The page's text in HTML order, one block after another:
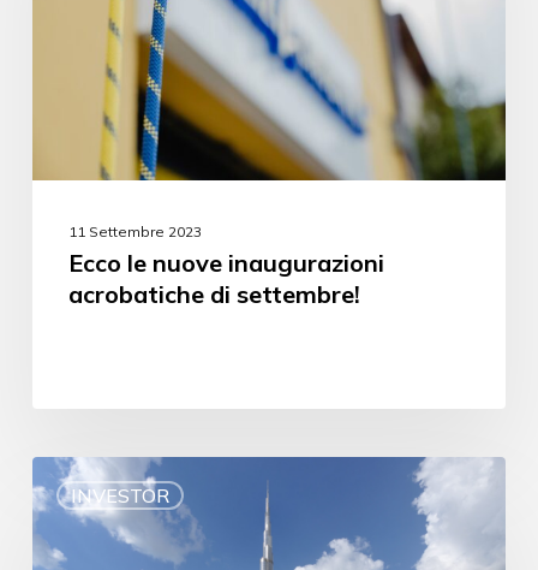
11 Settembre 2023
Ecco le nuove inaugurazioni
acrobatiche di settembre!
INVESTOR